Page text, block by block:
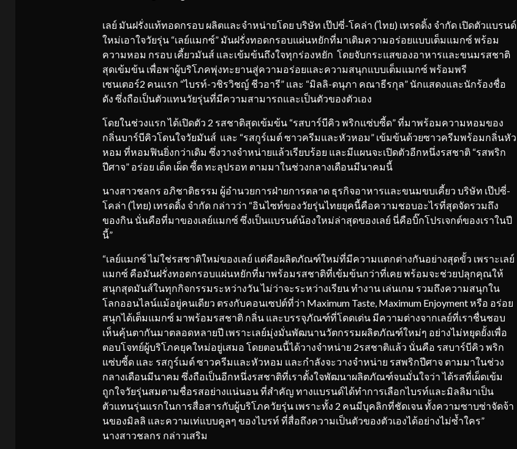
เลย์ มันฝรั่งแท้ทอดกรอบ ผลิตและจำหน่ายโดย บริษัท เป๊ปซี่-โคล่า (ไทย) เทรดดิ้ง จำกัด เปิดตัวแบรนด์
ใหม่เอาใจวัยรุ่น “เลย์แมกซ์” มันฝรั่งทอดกรอบแผ่นหยักที่มาเติมความอร่อยแบบเต็มแมกซ์ พร้อม
ความหอม กรอบ เคี้ยวมันส์ และเข้มข้นถึงใจทุกร่องหยัก โดยจับกระแสของอาหารและขนมรสชาติ
สุดเข้มข้น เพื่อพาผู้บริโภคพุ่งทะยานสู่ความอร่อยและความสนุกแบบเต็มแมกซ์ พร้อมพรี
เซนเตอร์2 คนแรก “ไบรท์-วชิรวิชญ์ ชีวอารี” และ “มิลลิ-ดนุภา คณาธีรกุล” นักแสดงและนักร้องชื่อ
ดัง ซึ่งถือเป็นตัวแทนวัยรุ่นที่มีความสามารถและเป็นตัวของตัวเอง
โดยในช่วงแรก ได้เปิดตัว 2 รสชาติสุดเข้มข้น “รสบาร์บีคิว พริกแซ่บซี้ด” ที่มาพร้อมความหอมของ
กลิ่นบาร์บีคิวโดนใจวัยมันส์ และ “รสกูร์เมต์ ซาวครีมและหัวหอม” เข้มข้นด้วยซาวครีมพร้อมกลิ่นหัว
หอม ที่หอมฟินยิ่งกว่าเดิม ซึ่งวางจำหน่ายแล้วเรียบร้อย และมีแผนจะเปิดตัวอีกหนึ่งรสชาติ “รสพริก
ปีศาจ” อร่อย เด็ด เผ็ด ซี้ด ทะลุปรอท ตามมาในช่วงกลางเดือนมีนาคมนี้
นางสาวชลกร อภิชาติธรรม ผู้อำนวยการฝ่ายการตลาด ธุรกิจอาหารและขนมขบเคี้ยว บริษัท เป๊ปซี่-
โคล่า (ไทย) เทรดดิ้ง จำกัด กล่าวว่า “อินไซท์ของวัยรุ่นไทยยุคนี้คือความชอบอะไรที่สุดจัดรวมถึง
ของกิน นั่นคือที่มาของเลย์แมกซ์ ซึ่งเป็นแบรนด์น้องใหม่ล่าสุดของเลย์ นี่คือบิ๊กโปรเจกต์ของเราในปี
นี้”
“เลย์แมกซ์ ไม่ใช่รสชาติใหม่ของเลย์ แต่คือผลิตภัณฑ์ใหม่ที่มีความแตกต่างกันอย่างสุดขั้ว เพราะเลย์
แมกซ์ คือมันฝรั่งทอดกรอบแผ่นหยักที่มาพร้อมรสชาติที่เข้มข้นกว่าที่เคย พร้อมจะช่วยปลุกคุณให้
สนุกสุดมันส์ในทุกกิจกรรมระหว่างวัน ไม่ว่าจะระหว่างเรียน ทำงาน เล่นเกม รวมถึงความสนุกใน
โลกออนไลน์แม้อยู่คนเดียว ตรงกับคอนเซปต์ที่ว่า Maximum Taste, Maximum Enjoyment หรือ อร่อย
สนุกได้เต็มแมกซ์ มาพร้อมรสชาติ กลิ่น และบรรจุภัณฑ์ที่โดดเด่น มีความต่างจากเลย์ที่เราชื่นชอบ
เห็นคุ้นตากันมาตลอดหลายปี เพราะเลย์มุ่งมั่นพัฒนานวัตกรรมผลิตภัณฑ์ใหม่ๆ อย่างไม่หยุดยั้งเพื่อ
ตอบโจทย์ผู้บริโภคยุคใหม่อยู่เสมอ โดยตอนนี้ได้วางจำหน่าย 2รสชาติแล้ว นั่นคือ รสบาร์บีคิว พริก
แซ่บซี้ด และ รสกูร์เมต์ ซาวครีมและหัวหอม และกำลังจะวางจำหน่าย รสพริกปีศาจ ตามมาในช่วง
กลางเดือนมีนาคม ซึ่งถือเป็นอีกหนึ่งรสชาติที่เราตั้งใจพัฒนาผลิตภัณฑ์จนมั่นใจว่า ได้รสที่เผ็ดเข้ม
ถูกใจวัยรุ่นสมตามชื่อรสอย่างแน่นอน ที่สำคัญ ทางแบรนด์ได้ทำการเลือกไบรท์และมิลลิมาเป็น
ตัวแทนรุ่นแรกในการสื่อสารกับผู้บริโภควัยรุ่น เพราะทั้ง 2 คนมีบุคลิกที่ชัดเจน ทั้งความซาบซ่าจัดจ้า
นของมิลลิ และความเท่แบบคูลๆ ของไบรท์ ที่สื่อถึงความเป็นตัวของตัวเองได้อย่างไม่ซ้ำใคร”
นางสาวชลกร กล่าวเสริม